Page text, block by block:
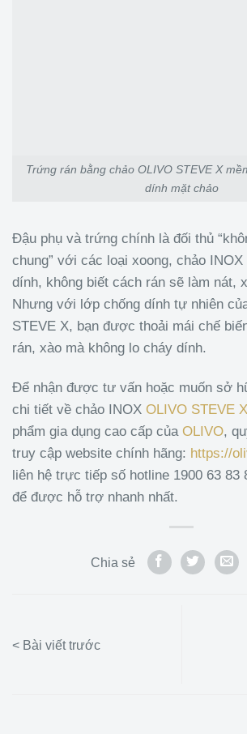
Trứng rán bằng chảo OLIVO STEVE X
dính mặt chảo
Đậu phụ và trứng chính là đối thủ
chung” với các loại xoong, chảo
dính, không biết cách rán sẽ làm nát,
Nhưng với lớp chống dính tự nhiên
STEVE X, bạn được thoải mái chế
rán, xào mà không lo cháy dính.
Để nhận được tư vấn hoặc muốn sở
chi tiết về chảo INOX OLIVO STEVE X
phẩm gia dụng cao cấp của OLIVO,
truy cập website chính hãng: https://
liên hệ trực tiếp số hotline 1900 63 83
để được hỗ trợ nhanh nhất.
Chia sẻ